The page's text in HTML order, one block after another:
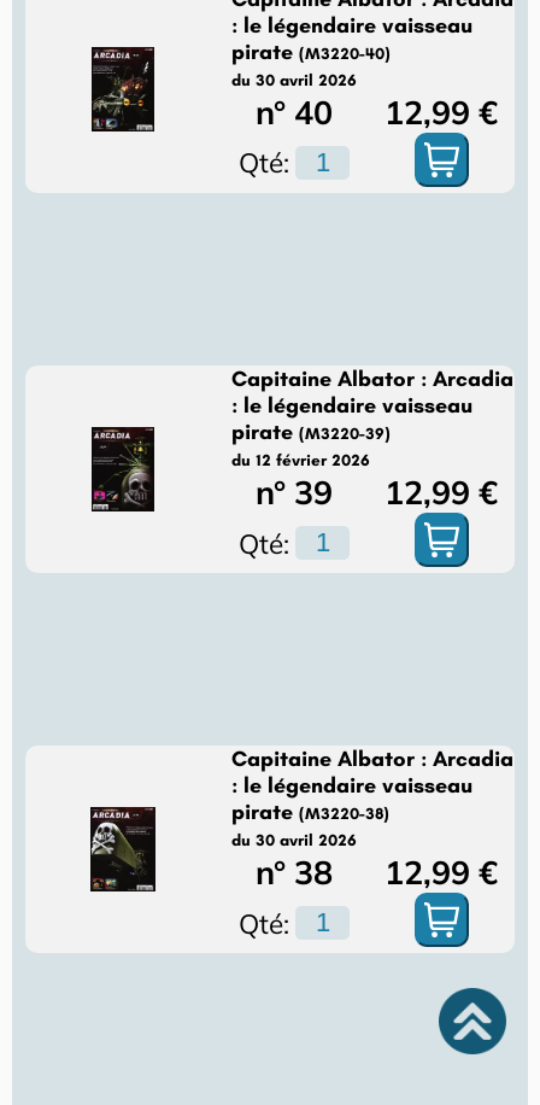
: le légendaire vaisseau
pirate(M3220-40)
du 30 avril 2026
n° 40 12,99 €
Qté:
Capitaine Albator : Arcadia
: le légendaire vaisseau
pirate(M3220-39)
du 12 février 2026
n° 39 12,99 €
Qté:
Capitaine Albator : Arcadia
: le légendaire vaisseau
pirate(M3220-38)
du 30 avril 2026
n° 38 12,99 €
Qté: